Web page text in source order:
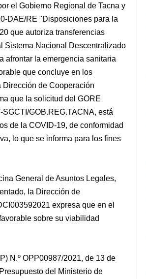
el Gobierno Regional de Tacna y
DAE/RE "Disposiciones para la
que autoriza transferencias
Sistema Nacional Descentralizado
afrontar la emergencia sanitaria
que concluye en los
de Cooperación
que la solicitud del GORE
GOB.REG.TACNA, está
de la COVID-19, de conformidad
lo que se informa para los fines
General de Asuntos Legales,
la Dirección de
expresa que en el
sobre su viabilidad
N.º OPP00987/2021, de 13 de
del Ministerio de